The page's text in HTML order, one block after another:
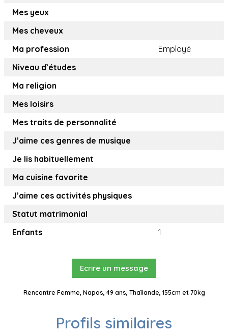
Mes yeux
Mes cheveux
Ma profession
Employé
Niveau d’études
Ma religion
Mes loisirs
Mes traits de personnalité
J’aime ces genres de musique
Je lis habituellement
Ma cuisine favorite
J’aime ces activités physiques
Statut matrimonial
Enfants
1
Ecrire un message
Rencontre Femme, Napas, 49 ans, Thaïlande, 155cm et 70kg
Profils similaires